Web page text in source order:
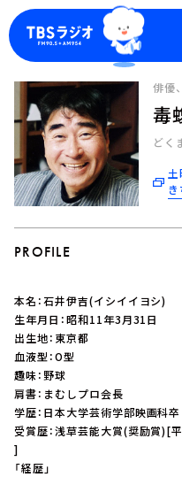
マイページ
ログイン
今日の番組表
週間番組表
トピックス
TBS Podcast
お知らせ
イベント・グッズ
俳優
毒
どく
PROFILE
本名：石井伊吉(イシイイヨシ)
生年月日：昭和11年3月31日
出生地：東京都
血液型：O型
趣味：野球
肩書：まむしプロ会長
学歴：日本大学芸術学部映画科卒
受賞歴：浅草芸能大賞(奨励賞)[
]
「経歴」